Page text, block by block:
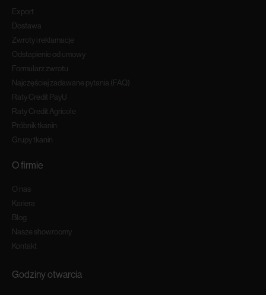
Export
Dostawa
Zwroty i reklamacje
Odstapienie od umowy
Formularz zwrotu
Najczęściej zadawane pytania (FAQ)
Raty Credit PayU
Raty Credit Agricole
Próbnik tkanin
Grupy tkanin
O firmie
O nas
Kariera
Blog
Nasze showroomy
Kontakt
Godziny otwarcia